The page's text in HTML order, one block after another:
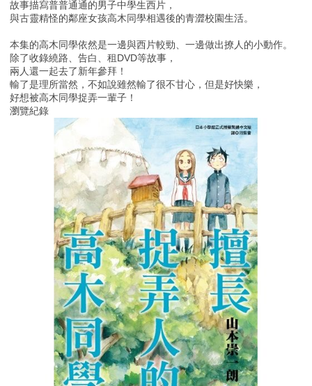
故事描寫普普通通的男子中學生西片，
與古靈精怪的鄰座女孩高木同學相遇後的青澀校園生活。
本集的高木同學依然是一邊與西片較勁、一邊做出撩人的小動作。
除了收錄繞路、告白、租DVD等故事，
兩人還一起去了新年參拜！
輸了是理所當然，不如說雖然輸了很不甘心，但是好快樂，
好想被高木同學捉弄一輩子！
瀏覽紀錄